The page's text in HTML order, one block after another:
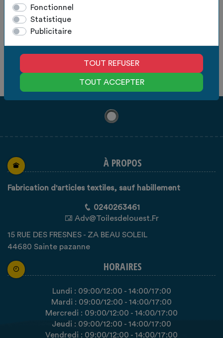
Fonctionnel
Statistique
Publicitaire
TOUT REFUSER
TOUT ACCEPTER
compromis sur le style.
Alliez praticité, durabilité et engagement avec ces
accessoires qui donnent une seconde vie aux
Coloris Nuage
Dimensions : Diamètre 42 cm
Fabrication
en France
Devis gratuit
en 24h
Paiement
100% sécurisé
À PROPOS
Fabrication d'articles textiles, sauf habillement
0240263461
Adv@toilesdelouest.fr
15 RUE DES FRESNES - ZA BEAU SOLEIL
44680 Sainte pazanne
HORAIRES
Lundi : 09:00/12:00 - 14:00/17:00
Mardi : 09:00/12:00 - 14:00/17:00
Mercredi : 09:00/12:00 - 14:00/17:00
Jeudi : 09:00/12:00 - 14:00/17:00
Vendredi : 09:00/12:00 - 14:00/17:00